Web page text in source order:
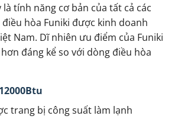
là tính năng cơ bản của tất cả các
điều hòa Funiki được kinh doanh
Nam. Dĩ nhiên ưu điểm của Funiki
hơn đáng kể so với dòng điều hòa
trang bị công suất làm lạnh